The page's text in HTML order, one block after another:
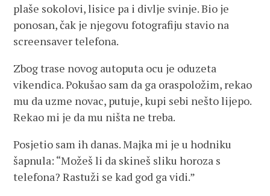
plaše sokolovi, lisice pa i divlje svinje. Bio je
ponosan, čak je njegovu fotografiju stavio na
screensaver telefona.
Zbog trase novog autoputa ocu je oduzeta
vikendica. Pokušao sam da ga oraspoložim, rekao
mu da uzme novac, putuje, kupi sebi nešto lijepo.
Rekao mi je da mu ništa ne treba.
Posjetio sam ih danas. Majka mi je u hodniku
šapnula: “Možeš li da skineš sliku horoza s
telefona? Rastuži se kad god ga vidi.”